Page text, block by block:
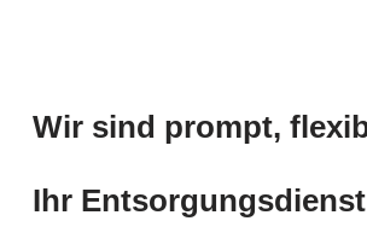
Wir sind prompt,
Ihr